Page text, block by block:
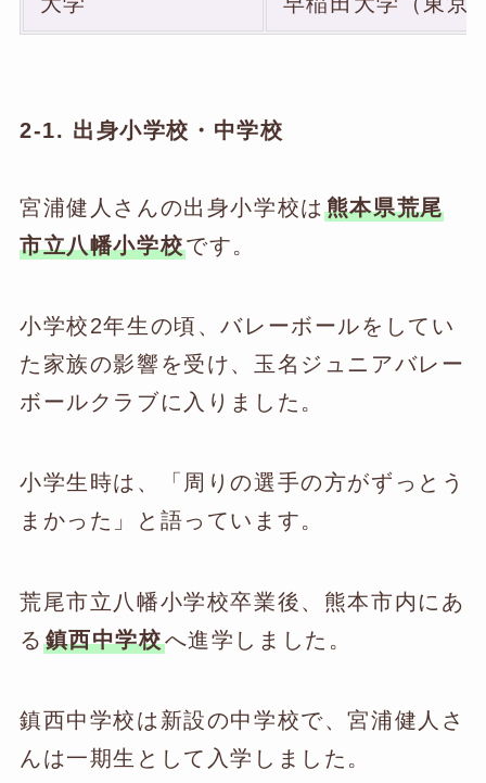
2-1. 出身小学校・中学校
宮浦健人さんの出身小学校は 熊本県荒尾
市立八幡小学校です。
小学校2年生の頃、バレーボールをしてい
た家族の影響を受け、玉名ジュニアバレー
ボールクラブに入りました。
小学生時は、「周りの選手の方がずっとう
まかった」と語っています。
荒尾市立八幡小学校卒業後、熊本市内にあ
る 鎮西中学校へ進学しました。
鎮西中学校は新設の中学校で、宮浦健人さ
んは一期生として入学しました。